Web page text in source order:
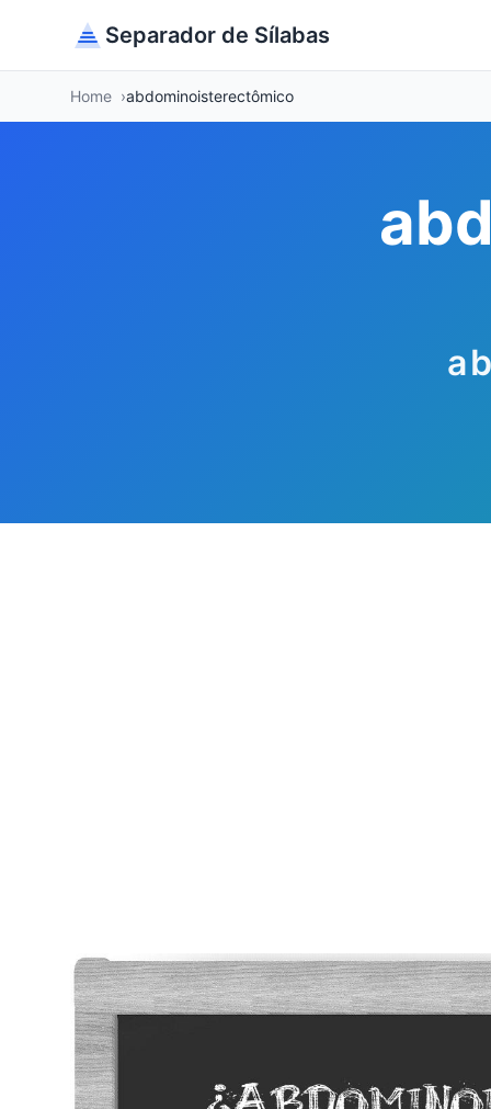
Separador de Sílabas
Home abdominoisterectômico